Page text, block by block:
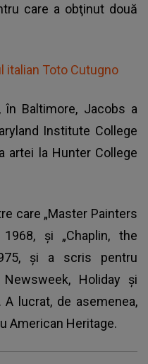
care a obţinut două
italian Toto Cutugno
Baltimore, Jacobs a
Institute College
artei la Hunter College
care „Master Painters
şi „Chaplin, the
şi a scris pentru
Holiday şi
lucrat, de asemenea,
American Heritage.